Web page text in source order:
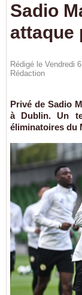
Sadio
attaque
Rédigé le Vendredi
Rédaction
Privé de Sadio
à Dublin. Un
éliminatoires du